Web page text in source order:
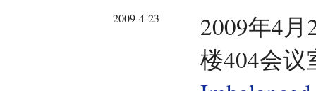
2009-4-23
2009年4
楼404会议